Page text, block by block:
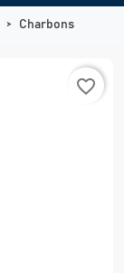
Charbons
favorite_border